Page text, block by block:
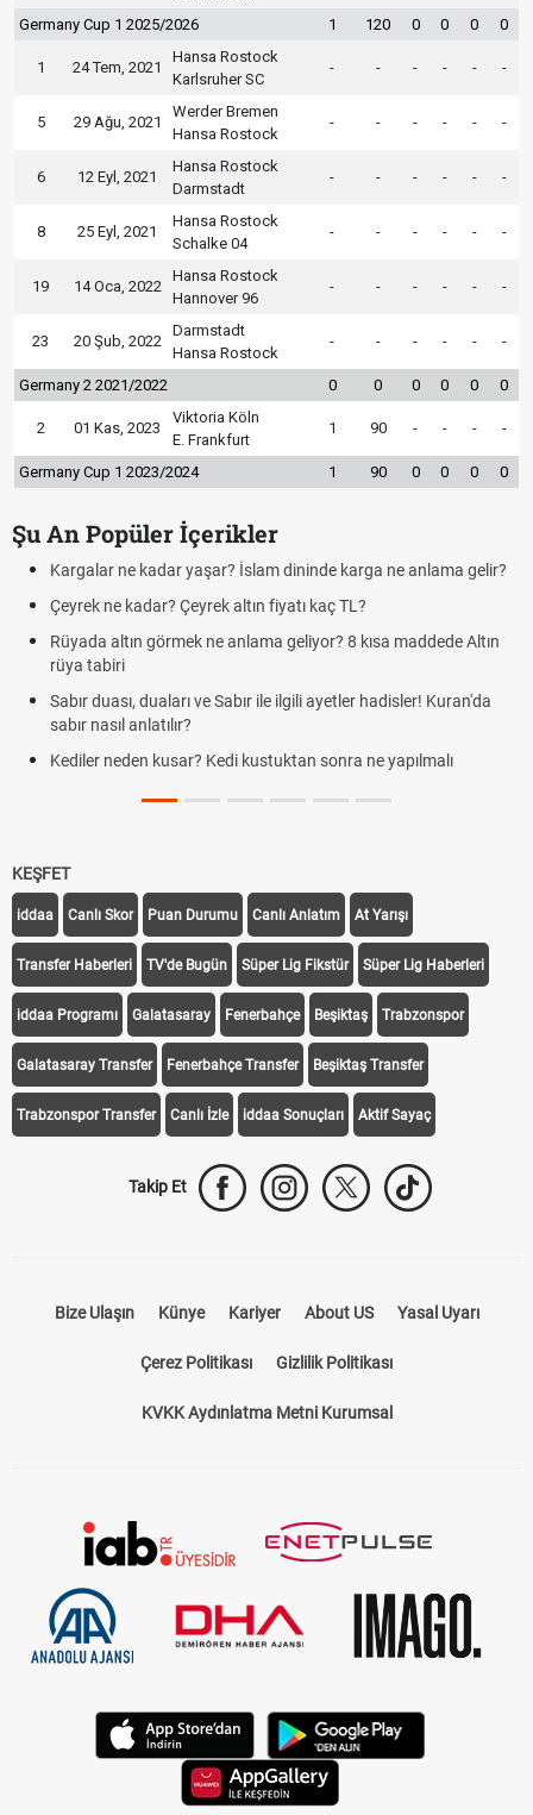
Germany Cup 1 2025/2026 1 120 0 0 0 0
1 24 Tem, 2021
Hansa Rostock
Karlsruher SC
- - - - - -
5 29 Ağu, 2021
Werder Bremen
Hansa Rostock
- - - - - -
6 12 Eyl, 2021
Hansa Rostock
Darmstadt
- - - - - -
8 25 Eyl, 2021
Hansa Rostock
Schalke 04
- - - - - -
19 14 Oca, 2022
Hansa Rostock
Hannover 96
- - - - - -
23 20 Şub, 2022
Darmstadt
Hansa Rostock
- - - - - -
Germany 2 2021/2022 0 0 0 0 0 0
2 01 Kas, 2023
Viktoria Köln
E. Frankfurt
1 90 - - - -
Germany Cup 1 2023/2024 1 90 0 0 0 0
Şu An Popüler İçerikler
Kargalar ne kadar yaşar? İslam dininde karga ne anlama gelir?
Çeyrek ne kadar? Çeyrek altın fiyatı kaç TL?
Rüyada altın görmek ne anlama geliyor? 8 kısa maddede Altın
rüya tabiri
Sabır duası, duaları ve Sabır ile ilgili ayetler hadisler! Kuran'da
sabır nasıl anlatılır?
Kediler neden kusar? Kedi kustuktan sonra ne yapılmalı
KEŞFET
iddaa Canlı Skor Puan Durumu Canlı Anlatım At Yarışı
Transfer Haberleri TV'de Bugün Süper Lig Fikstür Süper Lig Haberleri
iddaa Programı Galatasaray Fenerbahçe Beşiktaş Trabzonspor
Galatasaray Transfer Fenerbahçe Transfer Beşiktaş Transfer
Trabzonspor Transfer Canlı İzle iddaa Sonuçları Aktif Sayaç
Takip Et
Bize Ulaşın Künye Kariyer About US Yasal Uyarı
Çerez Politikası Gizlilik Politikası
KVKK Aydınlatma Metni Kurumsal